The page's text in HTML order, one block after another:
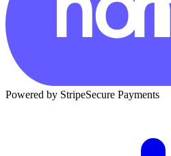
Powered by StripeSecure Payments